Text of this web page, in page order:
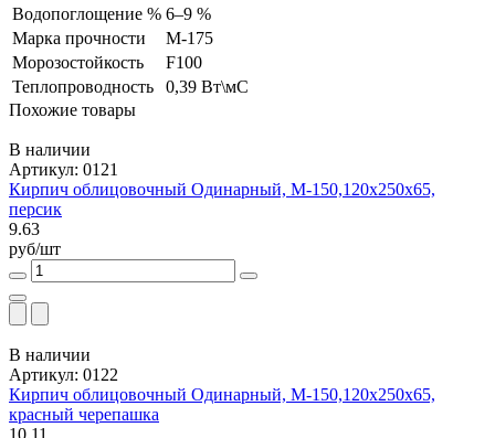
Водопоглощение % 6–9 %
Марка прочности
М-175
Морозостойкость
F100
Теплопроводность
0,39 Вт\мС
Похожие товары
В наличии
Артикул: 0121
Кирпич облицовочный Одинарный, М-150,120x250x65,
персик
9.63
руб/шт
В наличии
Артикул: 0122
Кирпич облицовочный Одинарный, М-150,120x250x65,
красный черепашка
10.11